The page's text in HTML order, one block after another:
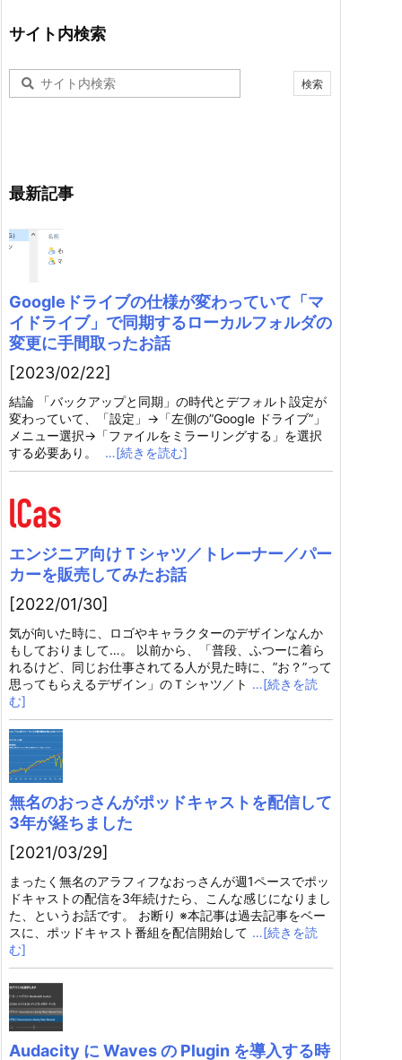
サイト内検索
最新記事
Googleドライブの仕様が変わっていて「マ
イドライブ」で同期するローカルフォルダの
変更に手間取ったお話
[2023/02/22]
結論 「バックアップと同期」の時代とデフォルト設定が
変わっていて、「設定」→「左側の”Google ドライブ”」
メニュー選択→「ファイルをミラーリングする」を選択
する必要あり。
…[続きを読む]
エンジニア向けＴシャツ／トレーナー／パー
カーを販売してみたお話
[2022/01/30]
気が向いた時に、ロゴやキャラクターのデザインなんか
もしておりまして…。 以前から、「普段、ふつーに着ら
れるけど、同じお仕事されてる人が見た時に、”お？”って
思ってもらえるデザイン」のＴシャツ／ト …[続きを読
む]
無名のおっさんがポッドキャストを配信して
3年が経ちました
[2021/03/29]
まったく無名のアラフィフなおっさんが週1ペースでポッ
ドキャストの配信を3年続けたら、こんな感じになりまし
た、というお話です。 お断り ※本記事は過去記事をベー
スに、ポッドキャスト番組を配信開始して …[続きを読
む]
Audacity に Waves の Plugin を導入する時